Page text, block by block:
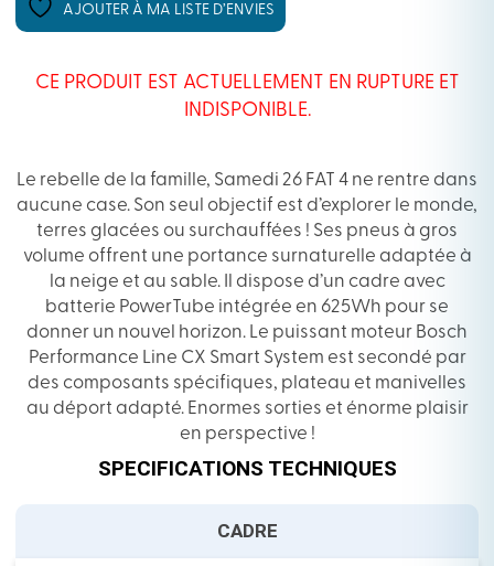
AJOUTER À MA LISTE D’ENVIES
CE PRODUIT EST ACTUELLEMENT EN RUPTURE ET
INDISPONIBLE.
Le rebelle de la famille, Samedi 26 FAT 4 ne rentre dans
aucune case. Son seul objectif est d’explorer le monde,
terres glacées ou surchauffées ! Ses pneus à gros
volume offrent une portance surnaturelle adaptée à
la neige et au sable. Il dispose d’un cadre avec
batterie PowerTube intégrée en 625Wh pour se
donner un nouvel horizon. Le puissant moteur Bosch
Performance Line CX Smart System est secondé par
des composants spécifiques, plateau et manivelles
au déport adapté. Enormes sorties et énorme plaisir
en perspective !
SPECIFICATIONS TECHNIQUES
CADRE